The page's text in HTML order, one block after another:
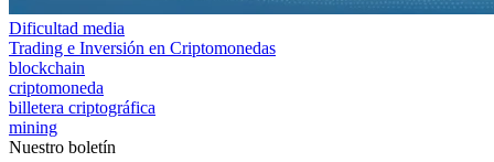
Dificultad media
Trading e Inversión en Criptomonedas
blockchain
criptomoneda
billetera criptográfica
mining
Nuestro boletín